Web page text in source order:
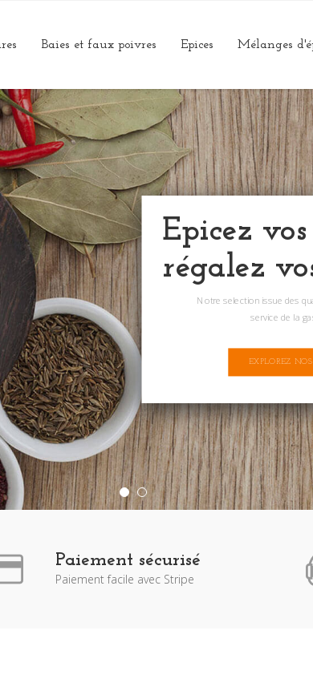
Baies et faux poivres Epices Mélanges
Epicez
régalez
Notre selection issue des
service de la
EXPLOREZ
Paiement sécurisé
Paiement facile avec Stripe